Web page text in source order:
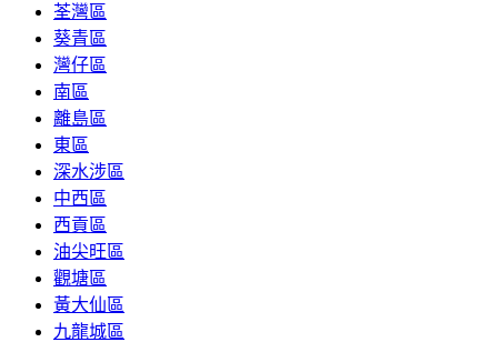
荃灣區
葵青區
灣仔區
南區
離島區
東區
深水涉區
中西區
西貢區
油尖旺區
觀塘區
黃大仙區
九龍城區